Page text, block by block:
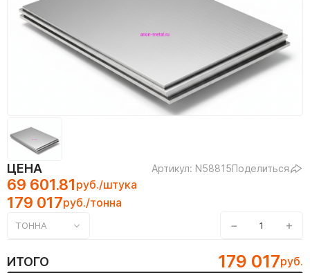
ЦЕНА Артикул: N58815Поделиться
69 601.81 руб./штука
179 017руб./тонна
ТОННА − +
ИТОГО 179 017руб.